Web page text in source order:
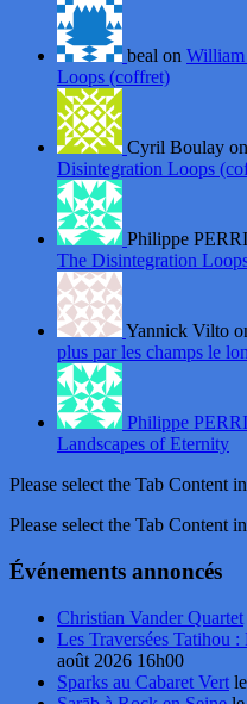
beal on
Loops (coffret)
Cyril Boulay on
Disintegration Loops
Philippe
The Disintegration
Yannick Vilto
plus par les champs le
Philippe
Landscapes of Eternity
Please select the Tab Content
Please select the Tab Content
Événements annoncés
Christian Vander Quartet
Les Traversées Tatihou
août 2026 16h00
Sparks au Cabaret Vert